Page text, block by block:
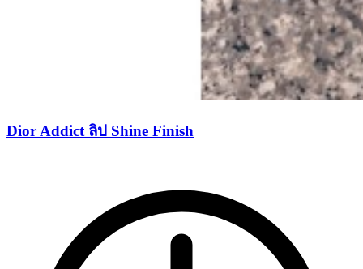
Dior Addict ลิป Shine Finish